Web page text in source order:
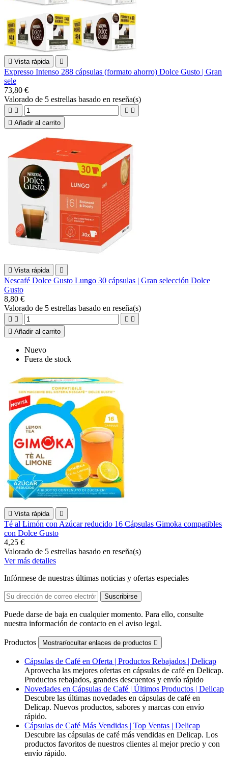
 Vista rápida 
Expresso Intenso 288 cápsulas (formato ahorro) Dolce Gusto | Gran
sele
73,80 €
Valorado de 5 estrellas basado en reseña(s)
   
 Añadir al carrito
 Vista rápida 
Nescafé Dolce Gusto Lungo 30 cápsulas | Gran selección Dolce
Gusto
8,80 €
Valorado de 5 estrellas basado en reseña(s)
   
 Añadir al carrito
Nuevo
Fuera de stock
 Vista rápida 
Té al Limón con Azúcar reducido 16 Cápsulas Gimoka compatibles
con Dolce Gusto
4,25 €
Valorado de 5 estrellas basado en reseña(s)
Ver más detalles
Infórmese de nuestras últimas noticias y ofertas especiales
Puede darse de baja en cualquier momento. Para ello, consulte
nuestra información de contacto en el aviso legal.
Productos Mostrar/ocultar enlaces de productos 
Cápsulas de Café en Oferta | Productos Rebajados | Delicap
Aprovecha las mejores ofertas en cápsulas de café en Delicap.
Productos rebajados, grandes descuentos y envío rápido
Novedades en Cápsulas de Café | Últimos Productos | Delicap
Descubre las últimas novedades en cápsulas de café en
Delicap. Nuevos productos, sabores y marcas con envío
rápido.
Cápsulas de Café Más Vendidas | Top Ventas | Delicap
Descubre las cápsulas de café más vendidas en Delicap. Los
productos favoritos de nuestros clientes al mejor precio y con
envío rápido.